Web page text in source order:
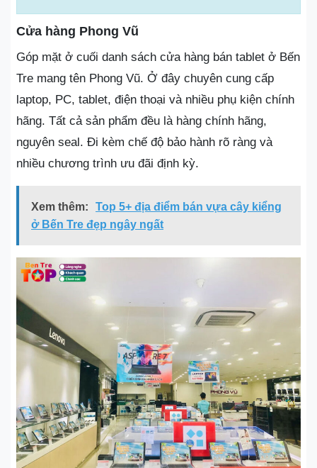
Cửa hàng Phong Vũ
Góp mặt ở cuối danh sách cửa hàng bán tablet ở Bến
Tre mang tên Phong Vũ. Ở đây chuyên cung cấp
laptop, PC, tablet, điện thoại và nhiều phụ kiện chính
hãng. Tất cả sản phẩm đều là hàng chính hãng,
nguyên seal. Đi kèm chế độ bảo hành rõ ràng và
nhiều chương trình ưu đãi định kỳ.
Xem thêm:
Top 5+ địa điểm bán vựa cây kiểng
ở Bến Tre đẹp ngây ngất